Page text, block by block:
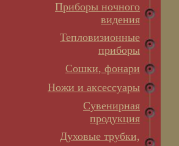
Приборы ночного
видения
Тепловизионные
приборы
Сошки, фонари
Ножи и аксессуары
Сувенирная
продукция
Духовые трубки,